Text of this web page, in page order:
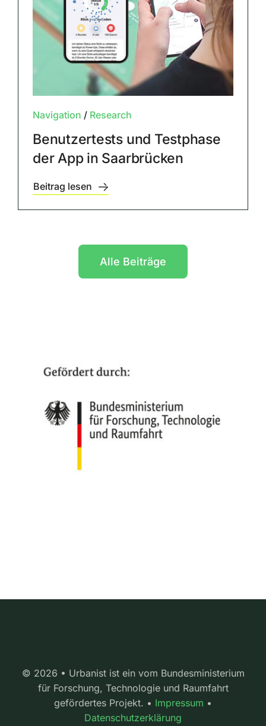
Navigation / Research
Benutzertests und Testphase
der App in Saarbrücken
Beitrag lesen
Alle Beiträge
© 2026 • Urbanist ist ein vom Bundesministerium
für Forschung, Technologie und Raumfahrt
gefördertes Projekt. • Impressum •
Datenschutzerklärung